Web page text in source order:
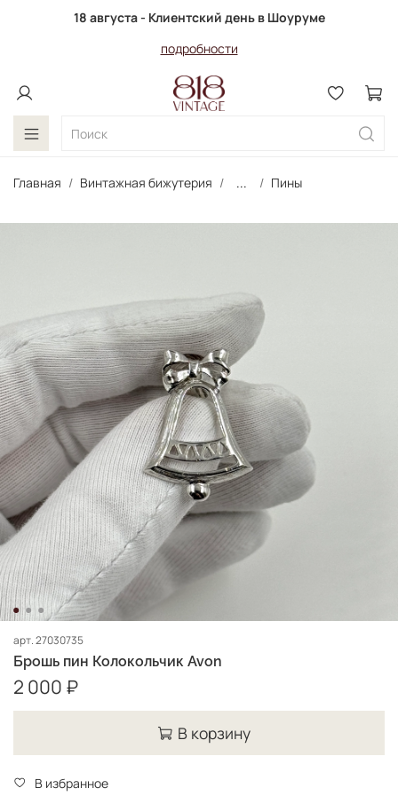
18 августа - Клиентский день в Шоуруме
подробности
Главная Винтажная бижутерия ... Пины
арт.27030735
Брошь пин Колокольчик Avon
2 000 ₽
В корзину
В избранное